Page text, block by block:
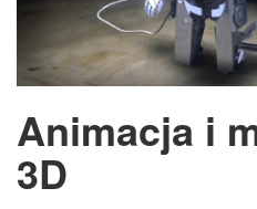
Animacja i
3D